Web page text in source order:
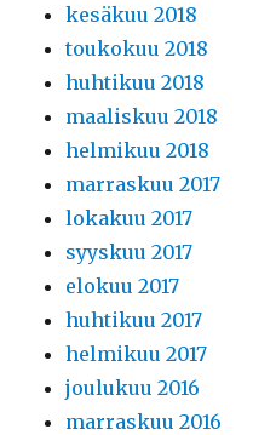
kesäkuu 2018
toukokuu 2018
huhtikuu 2018
maaliskuu 2018
helmikuu 2018
marraskuu 2017
lokakuu 2017
syyskuu 2017
elokuu 2017
huhtikuu 2017
helmikuu 2017
joulukuu 2016
marraskuu 2016